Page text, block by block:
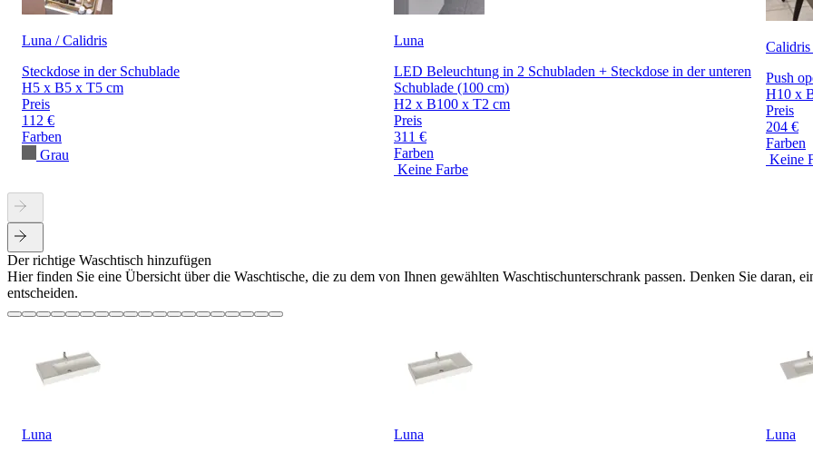
Luna / Calidris
Steckdose in der Schublade
H5 x B5 x T5 cm
Preis
112 €
Farben
Grau
Luna
LED Beleuchtung in 2 Schubladen + Steckdose in der unteren
Schublade (100 cm)
H2 x B100 x T2 cm
Preis
311 €
Farben
Keine Farbe
Push
H10 x
Preis
204 €
Farben
Keine
Der richtige Waschtisch hinzufügen
Hier finden Sie eine Übersicht über die Waschtische, die zu dem von Ihnen gewählten Waschtischunterschrank passen. Denken Sie daran,
entscheiden.
Luna
Luna
Luna